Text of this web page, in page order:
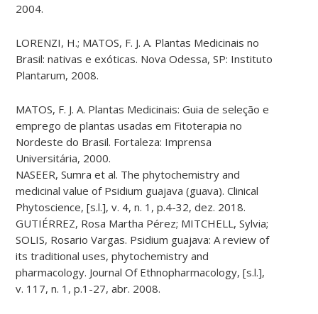
2004.
LORENZI, H.; MATOS, F. J. A. Plantas Medicinais no
Brasil: nativas e exóticas. Nova Odessa, SP: Instituto
Plantarum, 2008.
MATOS, F. J. A. Plantas Medicinais: Guia de seleção e
emprego de plantas usadas em Fitoterapia no
Nordeste do Brasil. Fortaleza: Imprensa
Universitária, 2000.
NASEER, Sumra et al. The phytochemistry and
medicinal value of Psidium guajava (guava). Clinical
Phytoscience, [s.l.], v. 4, n. 1, p.4-32, dez. 2018.
GUTIÉRREZ, Rosa Martha Pérez; MITCHELL, Sylvia;
SOLIS, Rosario Vargas. Psidium guajava: A review of
its traditional uses, phytochemistry and
pharmacology. Journal Of Ethnopharmacology, [s.l.],
v. 117, n. 1, p.1-27, abr. 2008.